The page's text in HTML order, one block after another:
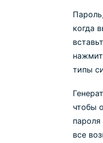
когда
типы
чтобы
все